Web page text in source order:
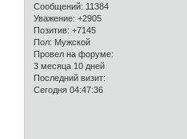
Сообщений: 11384
Уважение: +2905
Позитив: +7145
Пол: Мужской
Провел на форуме:
3 месяца 10 дней
Последний визит:
Сегодня 04:47:36